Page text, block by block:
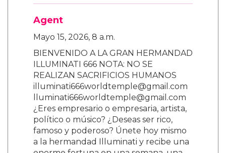
Agent
Mayo 15, 2026, 8 a.m.
BIENVENIDO A LA GRAN HERMANDAD
ILLUMINATI 666 NOTA: NO SE
REALIZAN SACRIFICIOS HUMANOS
illuminati666worldtemple@gmail.com
lluminati666worldtemple@gmail.com
¿Eres empresario o empresaria, artista,
político o músico? ¿Deseas ser rico,
famoso y poderoso? Únete hoy mismo
a la hermandad Illuminati y recibe una